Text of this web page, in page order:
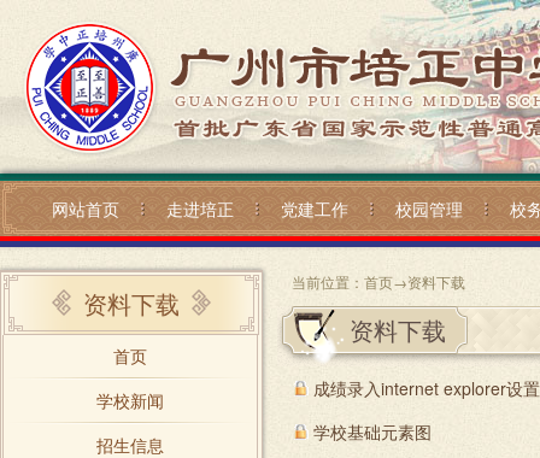
网站首页 走进培正 党建工作 校园管理 校
资料下载
首页
学校新闻
招生信息
当前位置： 首页→资料下载
资料下载
成绩录入internet explorer设置
学校基础元素图